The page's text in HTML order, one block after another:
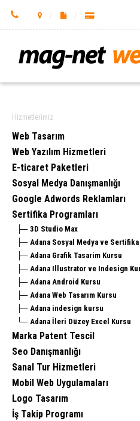
Hizmetlerimiz
Web Tasarım
Web Yazılım Hizmetleri
E-ticaret Paketleri
Sosyal Medya Danışmanlığı
Google Adwords Reklamları
Sertifika Programları
3D Studio Max
Adana Sosyal Medya ve Sertifika
Adana Grafik Tasarim Kursu
Adana Illustrator ve Indesign
Adana Android Kursu
Adana Web Tasarım Kursu
Adana indesign kursu
Adana İleri Düzey Excel Kursu
Marka Patent Tescil
Seo Danışmanlığı
Sanal Tur Hizmetleri
Mobil Web Uygulamaları
Logo Tasarım
İş Takip Programı